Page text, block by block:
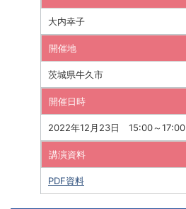
大内幸子
開催地
茨城県牛久市
開催日時
2022年12月23日 15:00～17:00
講演資料
PDF資料